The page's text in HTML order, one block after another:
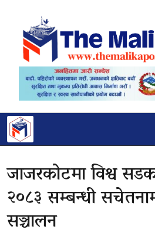
जाजरकोटमा विश्व
२०८३ सम्बन्धी
सञ्चालन